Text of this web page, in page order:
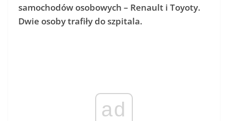
samochodów osobowych – Renault i Toyoty.
Dwie osoby trafiły do szpitala.
ad